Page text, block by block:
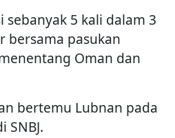
5 kali dalam 3
bersama pasukan
Oman dan
bertemu Lubnan pada
SNBJ.